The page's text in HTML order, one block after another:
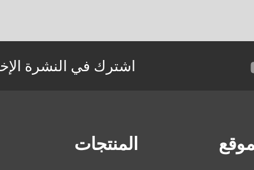
اشترك في النشرة
المنتجات